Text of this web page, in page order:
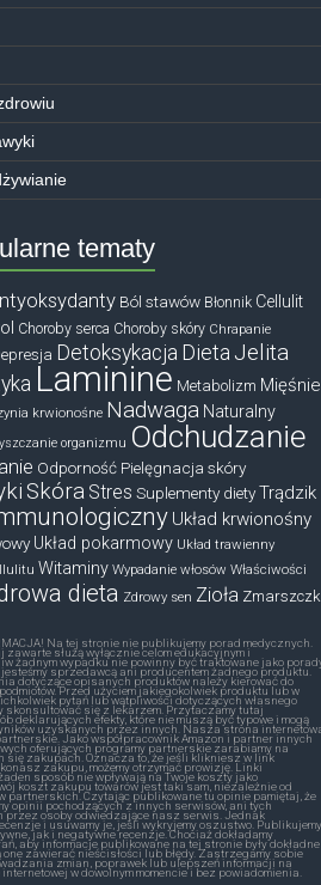
tematy
Ból stawów Błonnik Cellulit
Choroby serca Choroby skóry Chrapanie
Detoksykacja Dieta Jelita
Laminine Metabolizm Mięśnie
krwionośne Nadwaga Naturalny
organizmu Odchudzanie
Odporność Pielęgnacja skóry
Skóra Stres Suplementy dietyTrądzik
Układ krwionośny
Układ pokarmowy Układ trawienny
Witaminy Wypadanie włosów Właściwości
dieta Zdrowy sen Zioła
Na tej stronie nie publikujemy porad medycznych.
zawarte służą wyłącznie celom edukacyjnym i
żadnym wypadku nie powinny być traktowane jako
sprzedawcą ani producentem żadnego produktu.
dotyczące opisanych produktów należy kierować do
Przed użyciem jakiegokolwiek produktu lub w
pytań lub wątpliwości dotyczących własnego
skonsultować się z lekarzem. Przytaczamy tutaj
deklarujących efekty, które nie muszą być typowe i mogą
uzyskanych przez innych. Nasza strona
Jako współpracownik Amazon i partner innych
oferujących programy partnerskie zarabiamy na
się zakupach. Oznacza to, że jeśli klikniesz w link
zakupu, możemy otrzymać prowizję. Linki
sposób nie wpływają na Twoje koszty jako
koszt zakupu towarów jest taki sam, niezależnie od
partnerskich. Czytając publikowane tu opinie pamiętaj, że
opinii pochodzących z innych serwisów, ani tych
przez osoby odwiedzające nasz serwis. Jednak
i usuwamy je, jeśli wykryjemy oszustwo. Publikujemy
jak i negatywne recenzje. Chociaż dokładamy
aby informacje publikowane na tej stronie były dokładne
one zawierać nieścisłości lub błędy. Zastrzegamy sobie
zmian, poprawek lub ulepszeń informacji na
w dowolnym momencie i bez powiadomienia.